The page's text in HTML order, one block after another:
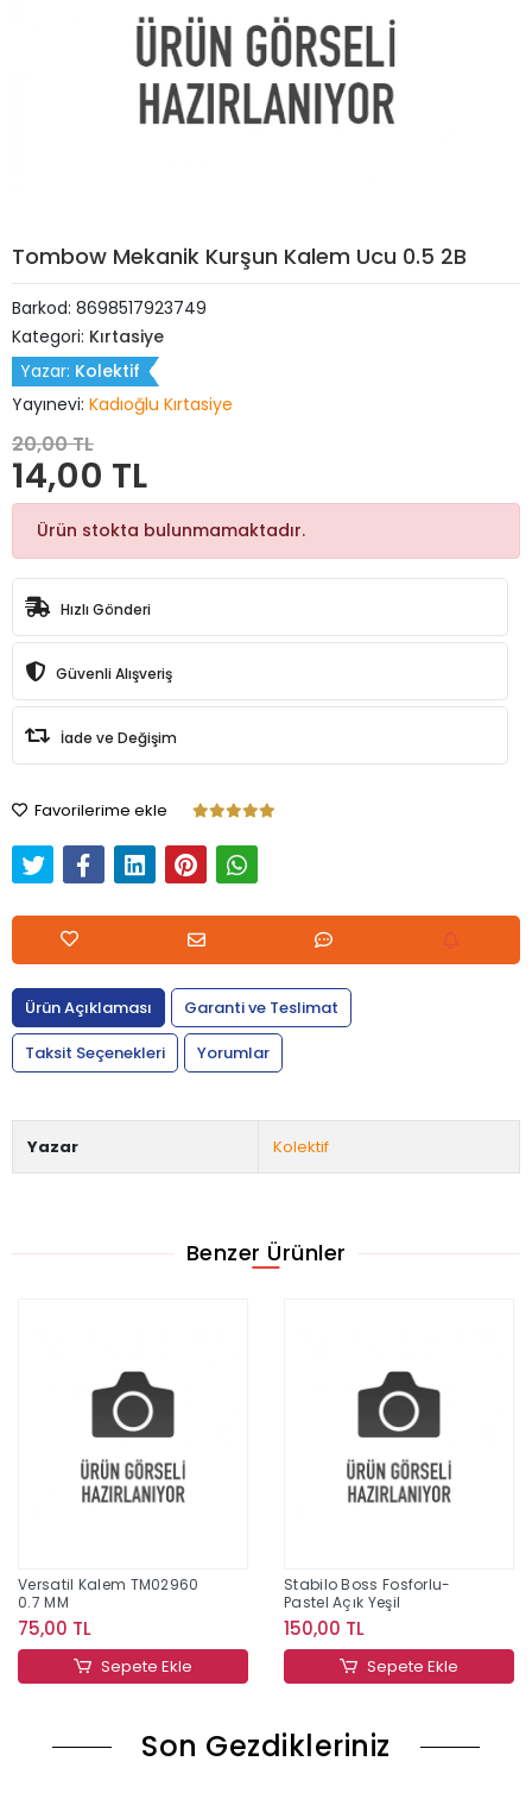
Tombow Mekanik Kurşun Kalem Ucu 0.5 2B
Barkod: 8698517923749
Kategori: Kırtasiye
Yazar: Kolektif
Yayınevi: Kadıoğlu Kırtasiye
20,00 TL
14,00 TL
Ürün stokta bulunmamaktadır.
Hızlı Gönderi
Güvenli Alışveriş
İade ve Değişim
Favorilerime ekle
Ürün Açıklaması
Garanti ve Teslimat
Taksit Seçenekleri
Yorumlar
Yazar Kolektif
Benzer Ürünler
Versatil Kalem TM02960
0.7 MM
75,00 TL
Sepete Ekle
Stabilo Boss Fosforlu-
Pastel Açık Yeşil
150,00 TL
Sepete Ekle
Son Gezdikleriniz